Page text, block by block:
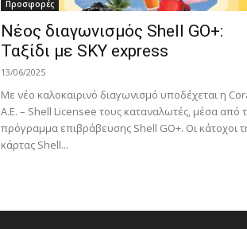
Προσφορές
Νέος διαγωνισμός Shell GO+:
Ταξίδι με SKY express
13/06/2025
Με νέο καλοκαιρινό διαγωνισμό υποδέχεται η
Α.Ε. – Shell Licensee τους καταναλωτές, μέσα από
πρόγραμμα επιβράβευσης Shell GO+. Οι κάτοχοι
κάρτας Shell...